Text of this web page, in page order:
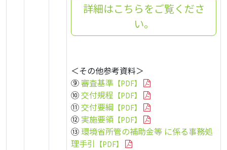
詳細はこちらをご覧くださ
い。
＜その他参考資料＞
⑨審査基準 【PDF】
⑩交付規程 【PDF】
⑪交付要綱 【PDF】
⑫ 実施要領 【PDF】
⑬環境省所管の補助金等 に係る事務処
理手引 【PDF】